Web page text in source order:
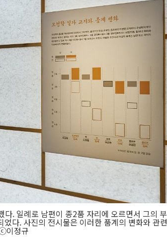
. 일례로 남편이 종2품 자리에 오르면서 그의 부
다. 사진의 전시물은 이러한 품계의 변화와 관련
이정규